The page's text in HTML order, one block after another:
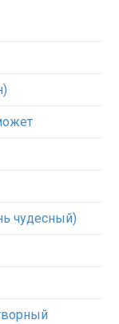
чудесный)